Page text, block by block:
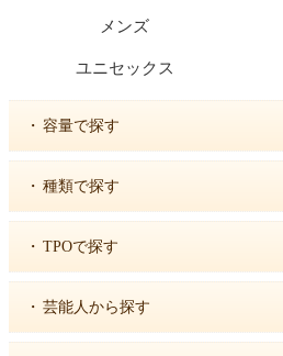
メンズ
ユニセックス
・ 容量で探す
・ 種類で探す
・ TPOで探す
・ 芸能人から探す